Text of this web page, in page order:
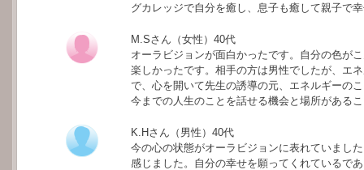
グカレッジで自分を癒し、息子も癒して親子で
M.Sさん（女性）40代
オーラビジョンが面白かったです。自分の色が
楽しかったです。相手の方は男性でしたが、エ
で、心を開いて先生の誘導の元、エネルギーの
今までの人生のことを話せる機会と場所がある
K.Hさん（男性）40代
今の心の状態がオーラビジョンに表れていまし
感じました。自分の幸せを願ってくれているで